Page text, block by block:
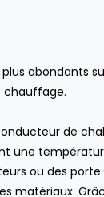
plus abondants
chauffage.
de
une
ou des
matériaux.